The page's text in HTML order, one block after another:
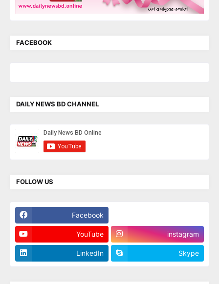
FACEBOOK
DAILY NEWS BD CHANNEL
FOLLOW US
Facebook
YouTube instagram
LinkedIn Skype